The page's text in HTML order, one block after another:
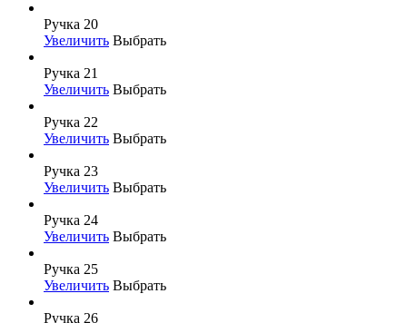
Ручка 20
Увеличить Выбрать
Ручка 21
Увеличить Выбрать
Ручка 22
Увеличить Выбрать
Ручка 23
Увеличить Выбрать
Ручка 24
Увеличить Выбрать
Ручка 25
Увеличить Выбрать
Ручка 26